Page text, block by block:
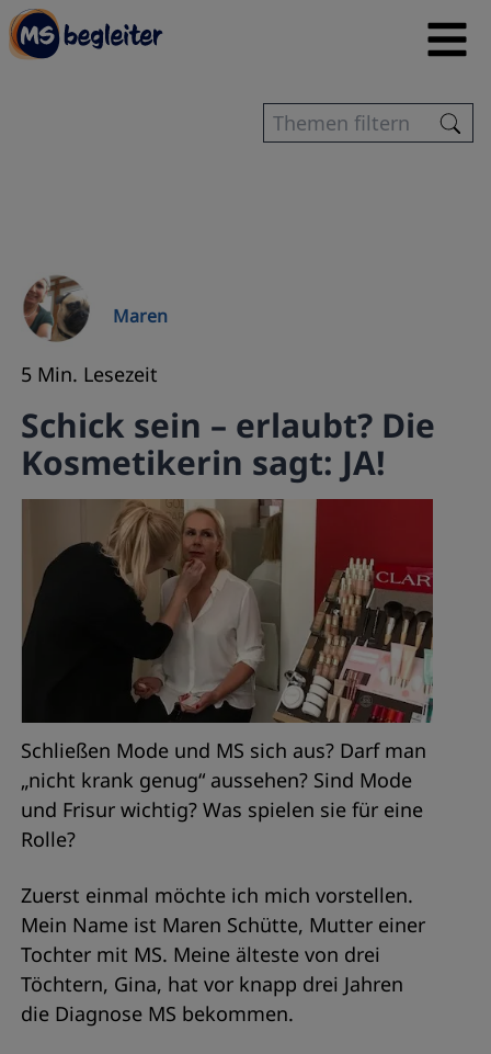
Maren
5 Min. Lesezeit
Schick sein – erlaubt? Die
Kosmetikerin sagt: JA!
Schließen Mode und MS sich aus? Darf man
„nicht krank genug“ aussehen? Sind Mode
und Frisur wichtig? Was spielen sie für eine
Rolle?
Zuerst einmal möchte ich mich vorstellen.
Mein Name ist Maren Schütte, Mutter einer
Tochter mit MS. Meine älteste von drei
Töchtern, Gina, hat vor knapp drei Jahren
die Diagnose MS bekommen.